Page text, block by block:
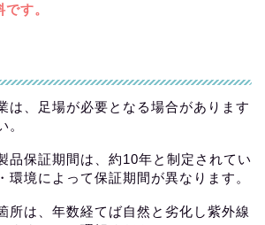
す。
は、足場が必要となる場合があります
。
品保証期間は、約10年と制定されてい
環境によって保証期間が異なります。
所は、年数経てば自然と劣化し紫外線